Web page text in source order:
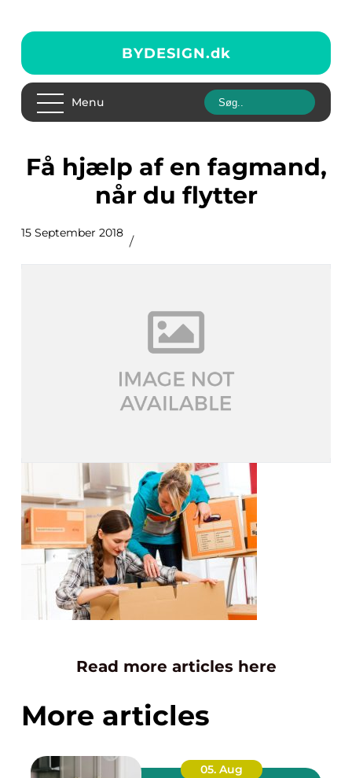
BYDESIGN.dk
Menu
Få hjælp af en fagmand,
når du flytter
15 September 2018
Read more articles here
More articles
05. Aug